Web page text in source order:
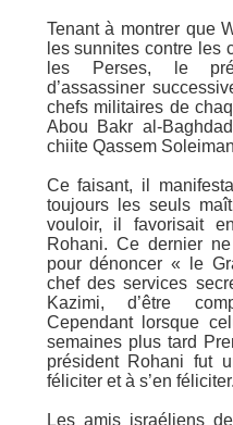
Tenant à montrer que
les sunnites contre les
les Perses, le
d’assassiner
chefs militaires de
Abou Bakr al-
chiite Qassem
Ce faisant, il
toujours les seuls
vouloir, il favorisait
Rohani. Ce dernier
pour dénoncer « le
chef des services
Kazimi, d’être
Cependant lorsque
semaines plus tard
président Rohani fut
féliciter et à s’en féliciter.
Les amis israéliens